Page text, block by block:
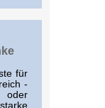
für
-